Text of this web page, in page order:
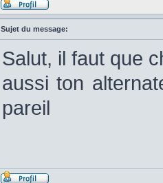
Sujet du message:
Salut, il faut que
aussi ton
pareil